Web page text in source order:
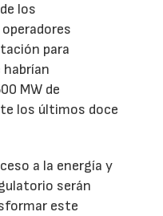
los
para
MW de
los últimos doce
a la energía y
serán
este